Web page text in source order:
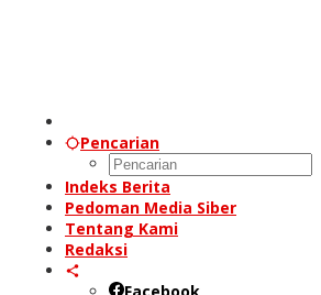
Pencarian
Indeks Berita
Pedoman Media Siber
Tentang Kami
Redaksi